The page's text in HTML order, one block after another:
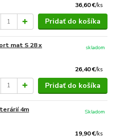
36,60 €/ks
Pridať do košíka
mat S 28 x
26,40 €/ks
skladom
Pridať do košíka
4m
19,90 €/ks
Skladom